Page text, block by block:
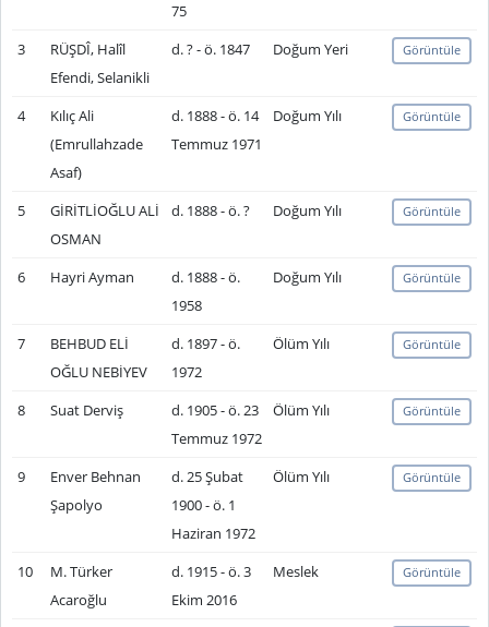
75
3
RÜŞDÎ, Halîl
Efendi, Selanikli
d. ? - ö. 1847 Doğum Yeri Görüntüle
4
Kılıç Ali
(Emrullahzade
Asaf)
d. 1888 - ö. 14
Temmuz 1971
Doğum Yılı Görüntüle
5
GİRİTLİOĞLU ALİ
OSMAN
d. 1888 - ö. ? Doğum Yılı Görüntüle
6 Hayri Ayman
d. 1888 - ö.
1958
Doğum Yılı Görüntüle
7
BEHBUD ELİ
OĞLU NEBİYEV
d. 1897 - ö.
1972
Ölüm Yılı Görüntüle
8 Suat Derviş
d. 1905 - ö. 23
Temmuz 1972
Ölüm Yılı Görüntüle
9
Enver Behnan
Şapolyo
d. 25 Şubat
1900 - ö. 1
Haziran 1972
Ölüm Yılı Görüntüle
10
M. Türker
Acaroğlu
d. 1915 - ö. 3
Ekim 2016
Meslek Görüntüle